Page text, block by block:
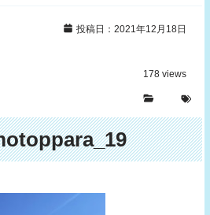
投稿日：2021年12月18日
178 views